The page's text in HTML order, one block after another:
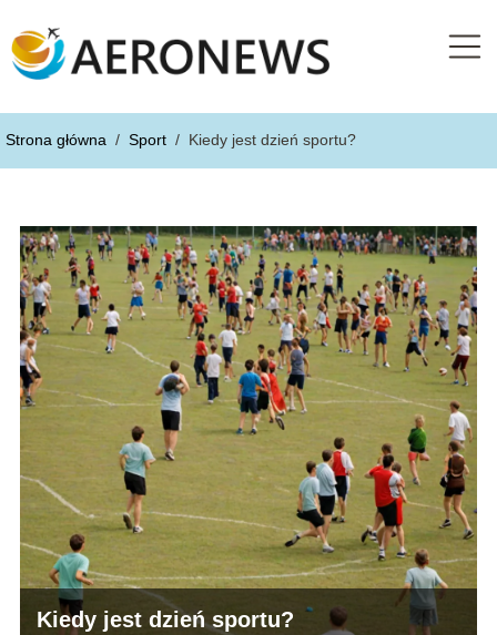
Strona główna / Sport / Kiedy jest dzień sportu?
Kiedy jest dzień sportu?